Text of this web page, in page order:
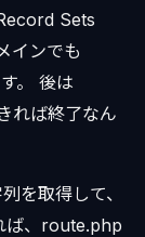
Sets
インでも
。 後は
れば終了なん
を取得して、
ば、route.php